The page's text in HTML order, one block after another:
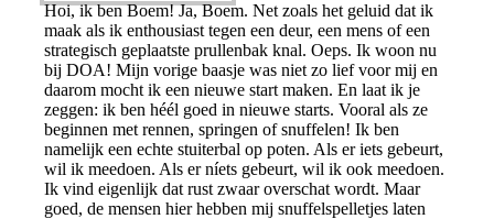
Hoi, ik ben Boem! Ja, Boem. Net zoals het geluid dat ik
maak als ik enthousiast tegen een deur, een mens of een
strategisch geplaatste prullenbak knal. Oeps. Ik woon nu
bij DOA! Mijn vorige baasje was niet zo lief voor mij en
daarom mocht ik een nieuwe start maken. En laat ik je
zeggen: ik ben héél goed in nieuwe starts. Vooral als ze
beginnen met rennen, springen of snuffelen! Ik ben
namelijk een echte stuiterbal op poten. Als er iets gebeurt,
wil ik meedoen. Als er níets gebeurt, wil ik ook meedoen.
Ik vind eigenlijk dat rust zwaar overschat wordt. Maar
goed, de mensen hier hebben mij snuffelspelletjes laten